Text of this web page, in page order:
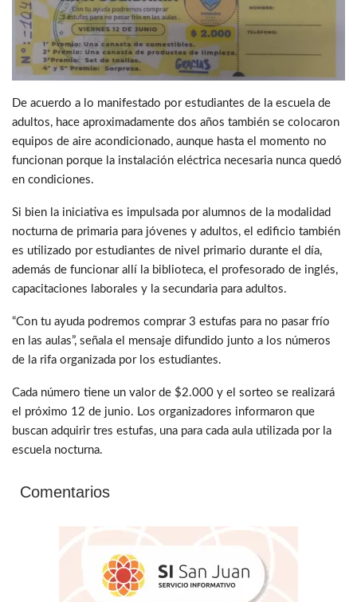
De acuerdo a lo manifestado por estudiantes de la escuela de
adultos, hace aproximadamente dos años también se colocaron
equipos de aire acondicionado, aunque hasta el momento no
funcionan porque la instalación eléctrica necesaria nunca quedó
en condiciones.
Si bien la iniciativa es impulsada por alumnos de la modalidad
nocturna de primaria para jóvenes y adultos, el edificio también
es utilizado por estudiantes de nivel primario durante el día,
además de funcionar allí la biblioteca, el profesorado de inglés,
capacitaciones laborales y la secundaria para adultos.
“Con tu ayuda podremos comprar 3 estufas para no pasar frío
en las aulas”, señala el mensaje difundido junto a los números
de la rifa organizada por los estudiantes.
Cada número tiene un valor de $2.000 y el sorteo se realizará
el próximo 12 de junio. Los organizadores informaron que
buscan adquirir tres estufas, una para cada aula utilizada por la
escuela nocturna.
Comentarios